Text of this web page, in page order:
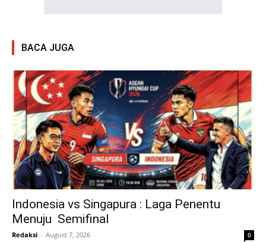
BACA JUGA
Indonesia vs Singapura : Laga Penentu
Menuju Semifinal
Redaksi - August 7, 2026 0